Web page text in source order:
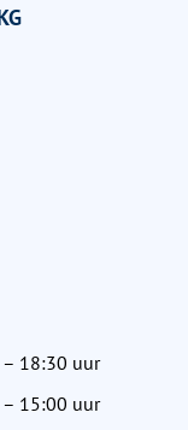
18:30 uur
15:00 uur